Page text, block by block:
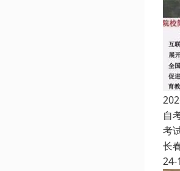
自
考
长
24-